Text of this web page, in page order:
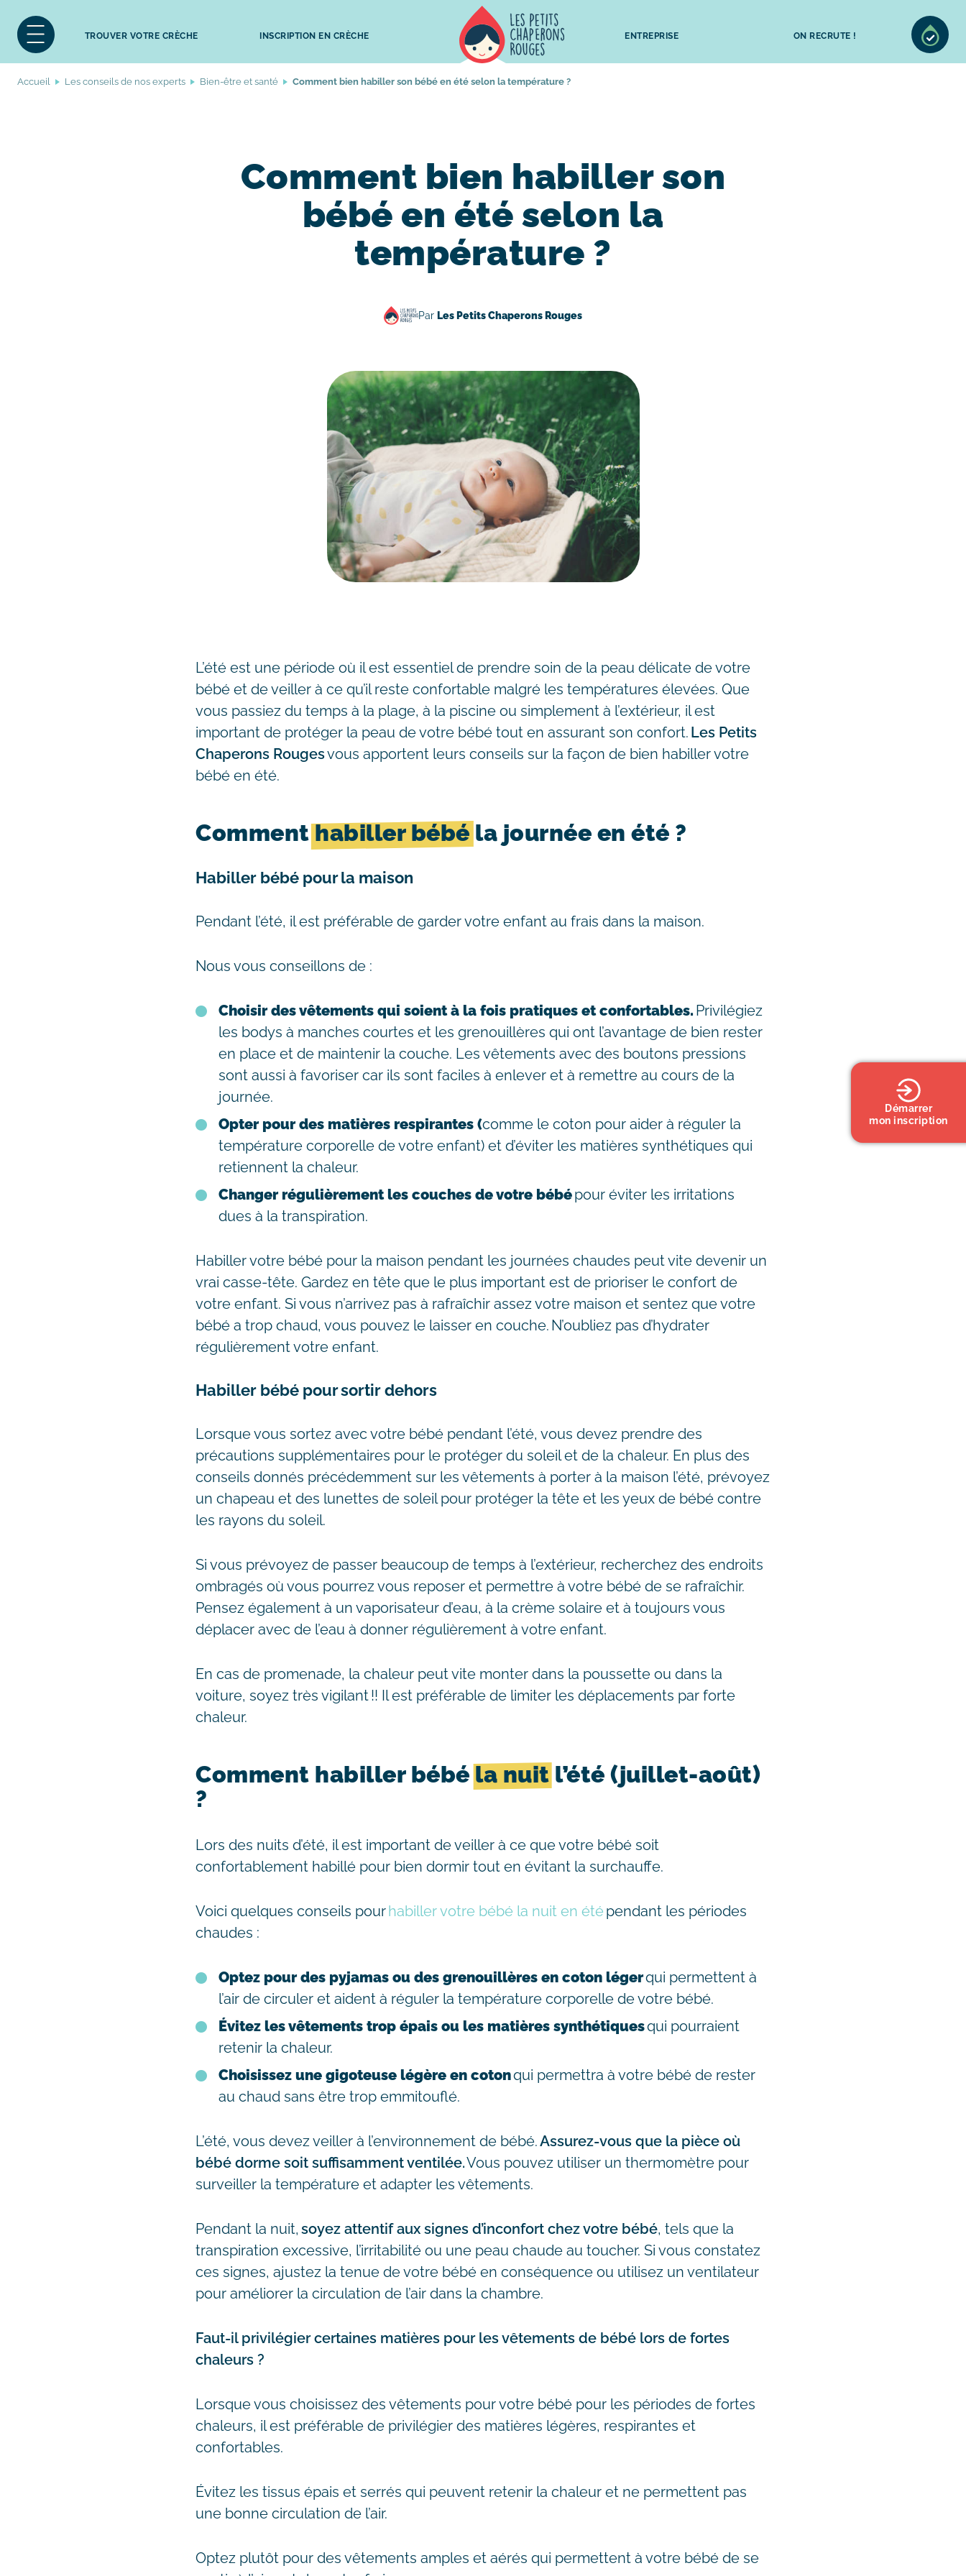
TROUVER VOTRE CRÈCHE INSCRIPTION EN CRÈCHE ENTREPRISE ON RECRUTE !
Démarrer
mon inscription
Accueil Les conseils de nos experts Bien-être et santé Comment bien habiller son bébé en été selon la température ?
Comment bien habiller son
bébé en été selon la
température ?
Par Les Petits Chaperons Rouges
L’été est une période où il est essentiel de prendre soin de la peau délicate de votre
bébé et de veiller à ce qu’il reste confortable malgré les températures élevées. Que
vous passiez du temps à la plage, à la piscine ou simplement à l’extérieur, il est
important de protéger la peau de votre bébé tout en assurant son confort. Les Petits
Chaperons Rougesvous apportent leurs conseils sur la façon de bien habiller votre
bébé en été.
Commenthabiller bébé la journée en été ?
Habiller bébé pour la maison
Pendant l’été, il est préférable de garder votre enfant au frais dans la maison.
Nous vous conseillons de :
Choisir des vêtements qui soient à la fois pratiques et confortables. Privilégiez
les bodys à manches courtes et les grenouillères qui ont l’avantage de bien rester
en place et de maintenir la couche. Les vêtements avec des boutons pressions
sont aussi à favoriser car ils sont faciles à enlever et à remettre au cours de la
journée.
Opter pour des matières respirantes (comme le coton pour aider à réguler la
température corporelle de votre enfant) et d’éviter les matières synthétiques qui
retiennent la chaleur.
Changer régulièrement les couches de votre bébépour éviter les irritations
dues à la transpiration.
Habiller votre bébé pour la maison pendant les journées chaudes peut vite devenir un
vrai casse-tête. Gardez en tête que le plus important est de prioriser le confort de
votre enfant. Si vous n’arrivez pas à rafraîchir assez votre maison et sentez que votre
bébé a trop chaud, vous pouvez le laisser en couche. N’oubliez pas d’hydrater
régulièrement votre enfant.
Habiller bébé pour sortir dehors
Lorsque vous sortez avec votre bébé pendant l’été, vous devez prendre des
précautions supplémentaires pour le protéger du soleil et de la chaleur. En plus des
conseils donnés précédemment sur les vêtements à porter à la maison l’été, prévoyez
un chapeau et des lunettes de soleil pour protéger la tête et les yeux de bébé contre
les rayons du soleil.
Si vous prévoyez de passer beaucoup de temps à l’extérieur, recherchez des endroits
ombragés où vous pourrez vous reposer et permettre à votre bébé de se rafraîchir.
Pensez également à un vaporisateur d’eau, à la crème solaire et à toujours vous
déplacer avec de l’eau à donner régulièrement à votre enfant.
En cas de promenade, la chaleur peut vite monter dans la poussette ou dans la
voiture, soyez très vigilant !! Il est préférable de limiter les déplacements par forte
chaleur.
Comment habiller bébé la nuit l’été (juillet-août)
?
Lors des nuits d’été, il est important de veiller à ce que votre bébé soit
confortablement habillé pour bien dormir tout en évitant la surchauffe.
Voici quelques conseils pourhabiller votre bébé la nuit en été pendant les périodes
chaudes :
Optez pour des pyjamas ou des grenouillères en coton légerqui permettent à
l’air de circuler et aident à réguler la température corporelle de votre bébé.
Évitez les vêtements trop épais ou les matières synthétiquesqui pourraient
retenir la chaleur.
Choisissez une gigoteuse légère en cotonqui permettra à votre bébé de rester
au chaud sans être trop emmitouflé.
L’été, vous devez veiller à l’environnement de bébé.Assurez-vous que la pièce où
bébé dorme soit suffisamment ventilée.Vous pouvez utiliser un thermomètre pour
surveiller la température et adapter les vêtements.
Pendant la nuit, soyez attentif aux signes d’inconfort chez votre bébé, tels que la
transpiration excessive, l’irritabilité ou une peau chaude au toucher. Si vous constatez
ces signes, ajustez la tenue de votre bébé en conséquence ou utilisez un ventilateur
pour améliorer la circulation de l’air dans la chambre.
Faut-il privilégier certaines matières pour les vêtements de bébé lors de fortes
chaleurs ?
Lorsque vous choisissez des vêtements pour votre bébé pour les périodes de fortes
chaleurs, il est préférable de privilégier des matières légères, respirantes et
confortables.
Évitez les tissus épais et serrés qui peuvent retenir la chaleur et ne permettent pas
une bonne circulation de l’air.
Optez plutôt pour des vêtements amples et aérés qui permettent à votre bébé de se